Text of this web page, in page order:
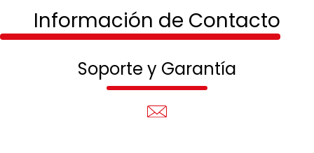
Información de Contacto
Soporte y Garantía